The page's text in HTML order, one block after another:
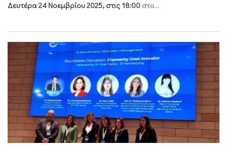
Δευτέρα 24 Νοεμβρίου 2025, στις 18:00 στο...